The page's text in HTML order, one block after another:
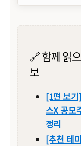
🔗 함께 읽
보
[1편 보
스X 공모
정리
[추천 테